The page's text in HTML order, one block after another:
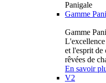
Panigale
Gamme
Gamme
et l'esprit de
rêvées de
En savoir
V2